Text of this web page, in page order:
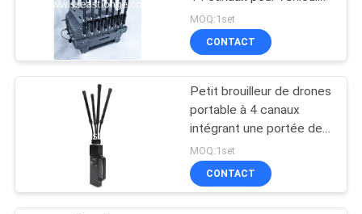
alimenté par AC 220V DC
24V, contre les drones
FPV pour des mesures
MOQ:1set
CONTACT
Petit brouilleur de drones
portable à 4 canaux
intégrant une portée de
brouillage de 50 à 500
mètres
MOQ:1set
CONTACT